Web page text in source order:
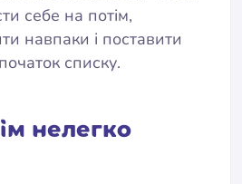
себе на потім,
навпаки і поставити
списку.
нелегко